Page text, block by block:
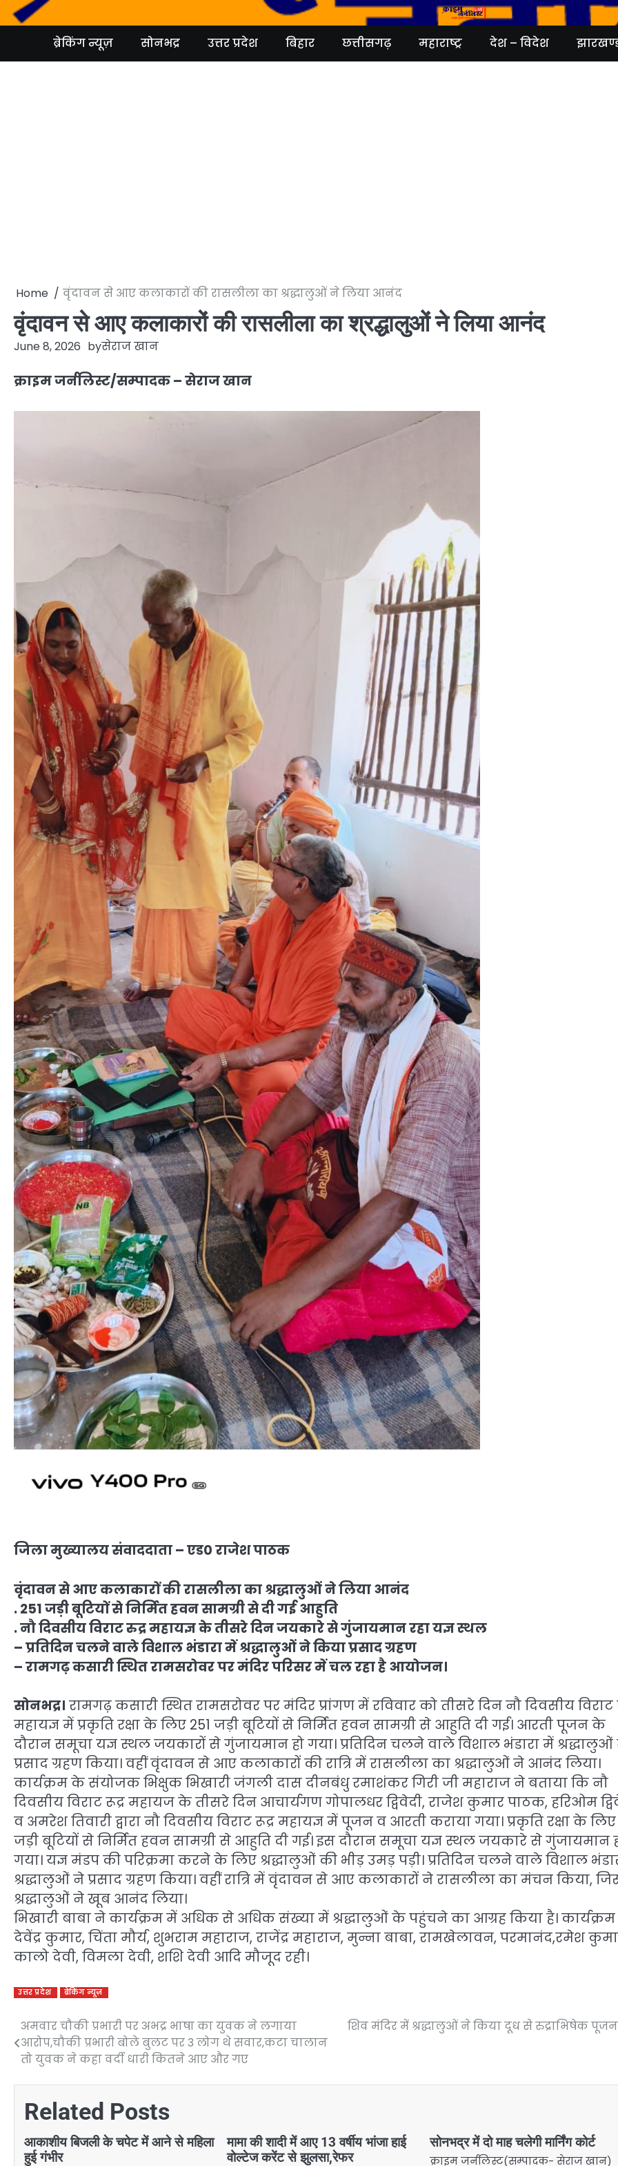
Skip
to
ब्रेकिंग न्यूज़ सोनभद्र उत्तर प्रदेश बिहार छत्तीसगढ़ महाराष्ट्र देश – विदेश
Home वृंदावन से आए कलाकारों की रासलीला का श्रद्धालुओं ने लिया आनंद
वृंदावन से आए कलाकारों की रासलीला का श्रद्धालुओं ने लिया आनंद
June 8, 2026 byसेराज खान
क्राइम जर्नलिस्ट/सम्पादक – सेराज खान
जिला मुख्यालय संवाददाता – एड0 राजेश पाठक
वृंदावन से आए कलाकारों की रासलीला का श्रद्धालुओं ने लिया आनंद
. 251 जड़ी बूटियों से निर्मित हवन सामग्री से दी गई आहुति
. नौ दिवसीय विराट रुद्र महायज्ञ के तीसरे दिन जयकारे से गुंजायमान रहा यज्ञ स्थल
– प्रतिदिन चलने वाले विशाल भंडारा में श्रद्धालुओं ने किया प्रसाद ग्रहण
– रामगढ़ कसारी स्थित रामसरोवर पर मंदिर परिसर में चल रहा है आयोजन।
सोनभद्र। रामगढ़ कसारी स्थित रामसरोवर पर मंदिर प्रांगण में रविवार को तीसरे दिन नौ दिवसीय विराट
महायज्ञ में प्रकृति रक्षा के लिए 251 जड़ी बूटियों से निर्मित हवन सामग्री से आहुति दी गई। आरती पूजन के
दौरान समूचा यज्ञ स्थल जयकारों से गुंजायमान हो गया। प्रतिदिन चलने वाले विशाल भंडारा में
प्रसाद ग्रहण किया। वहीं वृंदावन से आए कलाकारों की रात्रि में रासलीला का श्रद्धालुओं ने आनंद लिया।
कार्यक्रम के संयोजक भिक्षुक भिखारी जंगली दास दीनबंधु रमाशंकर गिरी जी महाराज ने बताया कि नौ
दिवसीय विराट रूद्र महायज के तीसरे दिन आचार्यगण गोपालधर द्विवेदी, राजेश कुमार पाठक, हरिओम
व अमरेश तिवारी द्वारा नौ दिवसीय विराट रूद्र महायज्ञ में पूजन व आरती कराया गया। प्रकृति रक्षा के लिए
जड़ी बूटियों से निर्मित हवन सामग्री से आहुति दी गई। इस दौरान समूचा यज्ञ स्थल जयकारे से गुंजायमान
गया। यज्ञ मंडप की परिक्रमा करने के लिए श्रद्धालुओं की भीड़ उमड़ पड़ी। प्रतिदिन चलने वाले विशाल
श्रद्धालुओं ने प्रसाद ग्रहण किया। वहीं रात्रि में वृंदावन से आए कलाकारों ने रासलीला का मंचन किया,
श्रद्धालुओं ने खूब आनंद लिया।
भिखारी बाबा ने कार्यक्रम में अधिक से अधिक संख्या में श्रद्धालुओं के पहुंचने का आग्रह किया है।
देवेंद्र कुमार, चिंता मौर्य, शुभराम महाराज, राजेंद्र महाराज, मुन्ना बाबा, रामखेलावन, परमानंद,रमेश
कालो देवी, विमला देवी, शशि देवी आदि मौजूद रही।
उत्तर प्रदेश ब्रेकिंग न्यूज़
Post
navigation
अमवार चौकी प्रभारी पर अभद्र भाषा का युवक ने लगाया
आरोप,चौकी प्रभारी बोले बुलट पर 3 लोग थे सवार,कटा चालान
तो युवक ने कहा वर्दी धारी कितने आए और गए
शिव मंदिर में श्रद्धालुओं ने किया दूध से रुद्राभिषेक पूजन
Related Posts
आकाशीय बिजली के चपेट में आने से महिला
हुई गंभीर
मामा की शादी में आए 13 वर्षीय भांजा हाई
वोल्टेज करेंट से झुलसा,रेफर
सोनभद्र में दो माह चलेगी मार्निंग कोर्ट
क्राइम जर्नलिस्ट(सम्पादक- सेराज खान)